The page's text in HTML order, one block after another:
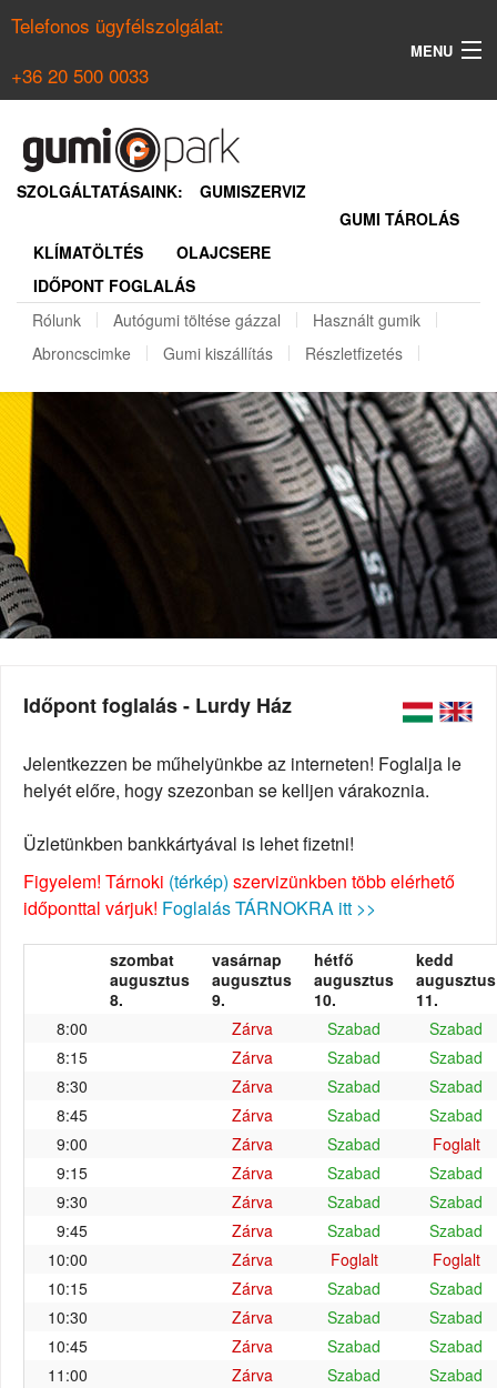
Telefonos ügyfélszolgálat:
+36 20 500 0033
MENU
NYÁRI GUMI KERESŐ
REGISZTRÁCIÓ
SZOLGÁLTATÁSAINK:
GUMISZERVIZ
GUMI TÁROLÁS
KLÍMATÖLTÉS
OLAJCSERE
IDŐPONT FOGLALÁS
Rólunk
Autógumi töltése gázzal
Használt gumik
Abroncscimke
Gumi kiszállítás Részletfizetés
Időpont foglalás - Lurdy Ház
Jelentkezzen be műhelyünkbe az interneten! Foglalja le
helyét előre, hogy szezonban se kelljen várakoznia.
Üzletünkben bankkártyával is lehet fizetni!
Figyelem! Tárnoki (térkép) szervizünkben több elérhető
időponttal várjuk! Foglalás TÁRNOKRA itt >>
szombat
augusztus
8.
vasárnap
augusztus
9.
hétfő
augusztus
10.
kedd
augusztus
11.
8:00
Zárva Szabad
Szabad
8:15
Zárva Szabad
Szabad
8:30
Zárva Szabad
Szabad
8:45
Zárva Szabad
Szabad
9:00
Zárva Szabad
Foglalt
9:15
Zárva Szabad
Szabad
9:30
Zárva Szabad
Szabad
9:45
Zárva Szabad
Szabad
10:00
Zárva Foglalt
Foglalt
10:15
Zárva Szabad
Szabad
10:30
Zárva Szabad
Szabad
10:45
Zárva Szabad
Szabad
11:00
Zárva Szabad
Szabad